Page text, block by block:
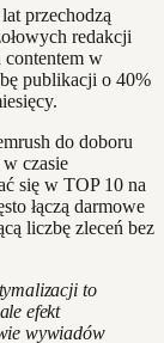
przechodzą
redakcji
contentem w
publikacji o 40%
do doboru
czasie
się w TOP 10 na
łączą darmowe
liczbę zleceń bez
to
efekt
wywiadów